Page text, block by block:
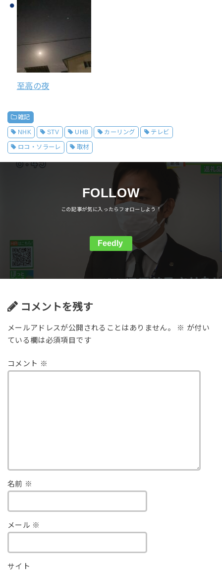
至高の夜
雑記
NHK STV UHB カーリング テレビ
ロコ・ソラーレ 取材
FOLLOW
Feedly
コメントを残す
メールアドレスが公開されることはありません。 ※ が付い
ている欄は必須項目です
コメント ※
名前 ※
メール ※
サイト